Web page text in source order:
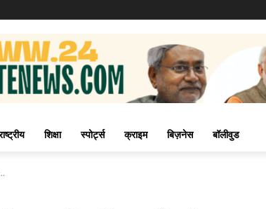
शिक्षा स्पोर्ट्स क्राइम बिज़नेस बॉलीवुड